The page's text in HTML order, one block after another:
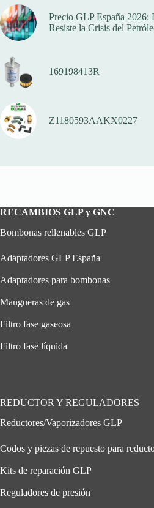
Precio GLP España 2026:
Resiste la Crisis del
169198413R
Z1180593AAKX0227
RECAMBIOS GLP y GNC
Bombonas rellenables GLP
Adaptadores GLP España
Adaptadores para bombonas
Mangueras de gas
Filtro fase gaseosa
Filtro fase líquida
REDUCTOR Y REGULADORES
Reductores/Vaporizadores GLP
Codos y piezas de repuesto para
Kits de reparación GLP
Reguladores de presión